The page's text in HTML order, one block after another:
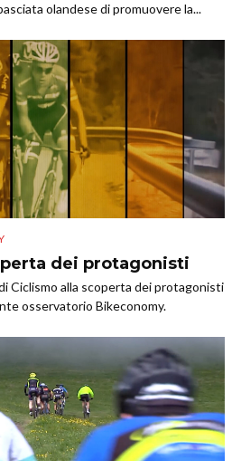
olandese di promuovere la...
dei protagonisti
Ciclismo alla scoperta dei protagonisti
osservatorio Bikeconomy.